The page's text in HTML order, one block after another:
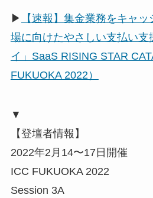
▶
【速報】集金業務をキャ
場に向けたやさしい支払い支
イ」SaaS RISING STAR
FUKUOKA 2022）
▼
【登壇者情報】
2022年2月14〜17日開催
ICC FUKUOKA 2022
Session 3A